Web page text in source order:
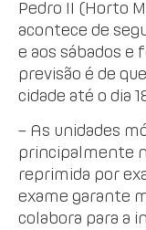
Pedro II (Horto
acontece de
e aos sábados e
previsão é de
cidade até o dia
– As unidades
principalmente
reprimida por
exame garante
colabora para a